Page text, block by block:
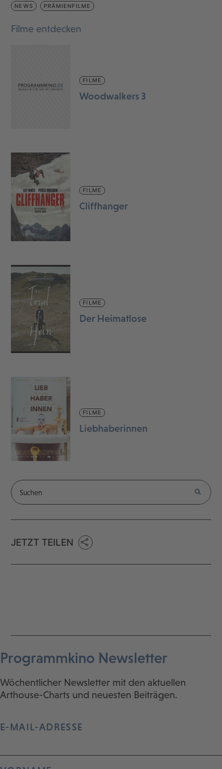
NEWS PRÄMIENFILME
Filme entdecken
FILME
Woodwalkers 3
FILME
Cliffhanger
FILME
Der Heimatlose
FILME
Liebhaberinnen
JETZT TEILEN
Programmkino Newsletter
Wöchentlicher Newsletter mit den aktuellen
Arthouse-Charts und neuesten Beiträgen.
E-MAIL-ADRESSE